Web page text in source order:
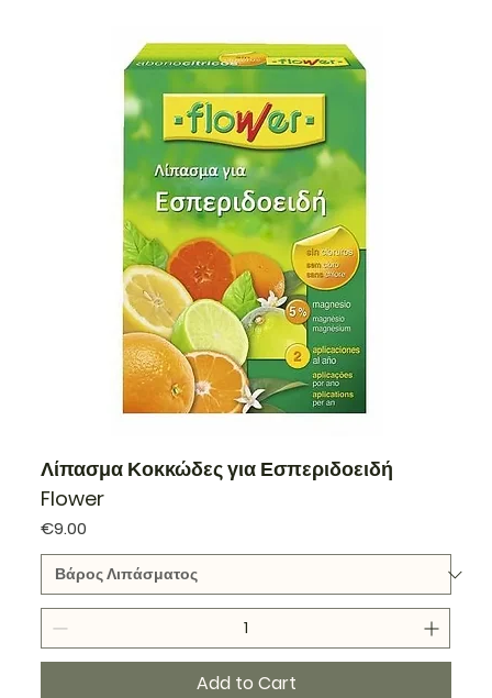
Λίπασμα Κοκκώδες για Εσπεριδοειδή
Flower
Price
€9.00
Add to Cart